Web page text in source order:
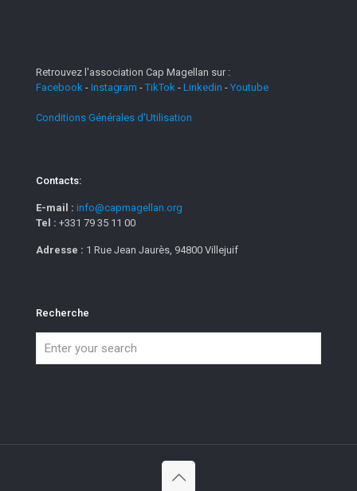
Retrouvez l'association Cap Magellan sur :
Facebook - Instagram -TikTok - Linkedin - Youtube
Conditions Générales d'Utilisation
Contacts:
E-mail : info@capmagellan.org
Tel : +331 79 35 11 00
Adresse : 1 Rue Jean Jaurès, 94800 Villejuif
Recherche